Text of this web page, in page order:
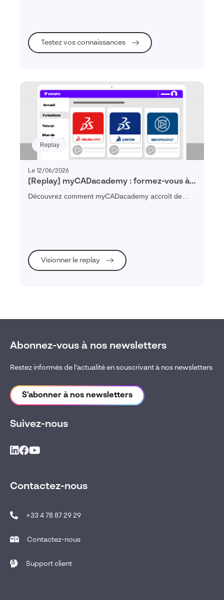
Testez vos connaissances
Replay
Le 12/06/2026
[Replay] myCADacademy : formez-vous à
votre rythme, progressez sans limite
Découvrez comment myCADacademy accroît de
Visionner le replay
Abonnez-vous à nos newsletters
Restez informés de l’actualité en souscrivant à nos newsletters
S'abonner à nos newsletters
Suivez-nous
Contactez-nous
+33 4 78 87 29 29
Contactez-nous
Support client